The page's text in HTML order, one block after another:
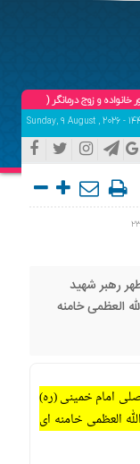
و زوج درمانگر (حضوری و تلفنی )
رهبر شهید
العظمی خامنه
امام خمینی (ره)
العظمی خامنه ای